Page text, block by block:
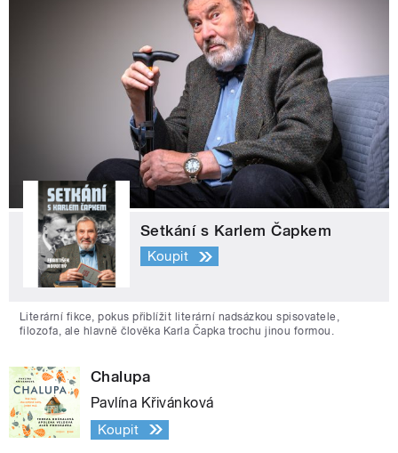
Setkání s Karlem Čapkem
Koupit
Literární fikce, pokus přiblížit literární nadsázkou spisovatele,
filozofa, ale hlavně člověka Karla Čapka trochu jinou formou.
Chalupa
Pavlína Křivánková
Koupit